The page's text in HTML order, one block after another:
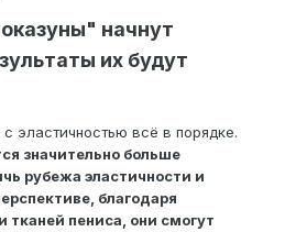
начнут
их будут
эластичностью всё в порядке.
значительно больше
рубежа эластичности и
благодаря
тканей пениса, они смогут